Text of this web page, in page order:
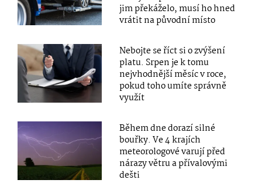
jim překáželo, musí ho hned
vrátit na původní místo
Nebojte se říct si o zvýšení
platu. Srpen je k tomu
nejvhodnější měsíc v roce,
pokud toho umíte správně
využít
Během dne dorazí silné
bouřky. Ve 4 krajích
meteorologové varují před
nárazy větru a přívalovými
dešti